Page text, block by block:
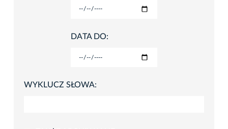
DATA DO:
WYKLUCZ SŁOWA: